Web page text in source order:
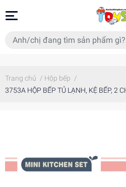
Trang chủ / Hộp bếp /
3753A HỘP BẾP TỦ LẠNH, KỆ BẾP, 2